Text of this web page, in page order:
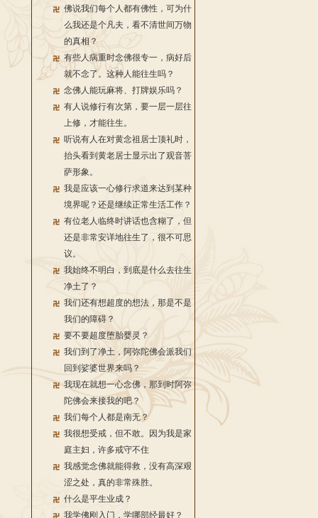
佛说我们每个人都有佛性，可为什
么我还是个凡夫，看不清世间万物
的真相？
有些人病重时念佛很专一，病好后
就不念了。这种人能往生吗？
念佛人能玩麻将、打牌娱乐吗？
有人说修行有次第，要一层一层往
上修，才能往生。
听说有人在对黄念祖居士顶礼时，
抬头看到黄老居士显示出了观音菩
萨形象。
我是应该一心修行求道来达到某种
境界呢？还是继续正常生活工作？
有位老人临终时讲话也含糊了，但
还是非常安详地往生了，很不可思
议。
我始终不明白，到底是什么去往生
净土了？
我们还有想超度的想法，那是不是
我们的障碍？
要不要超度堕胎婴灵？
我们到了净土，阿弥陀佛会派我们
回到娑婆世界来吗？
我现在就想一心念佛，那到时阿弥
陀佛会来接我的吧？
我们每个人都是南无？
我很想受戒，但不敢。因为我是家
庭主妇，许多戒守不住
我感觉念佛就能得救，没有高深艰
涩之处，真的非常殊胜。
什么是平生业成？
我学佛刚入门，学哪部经最好？